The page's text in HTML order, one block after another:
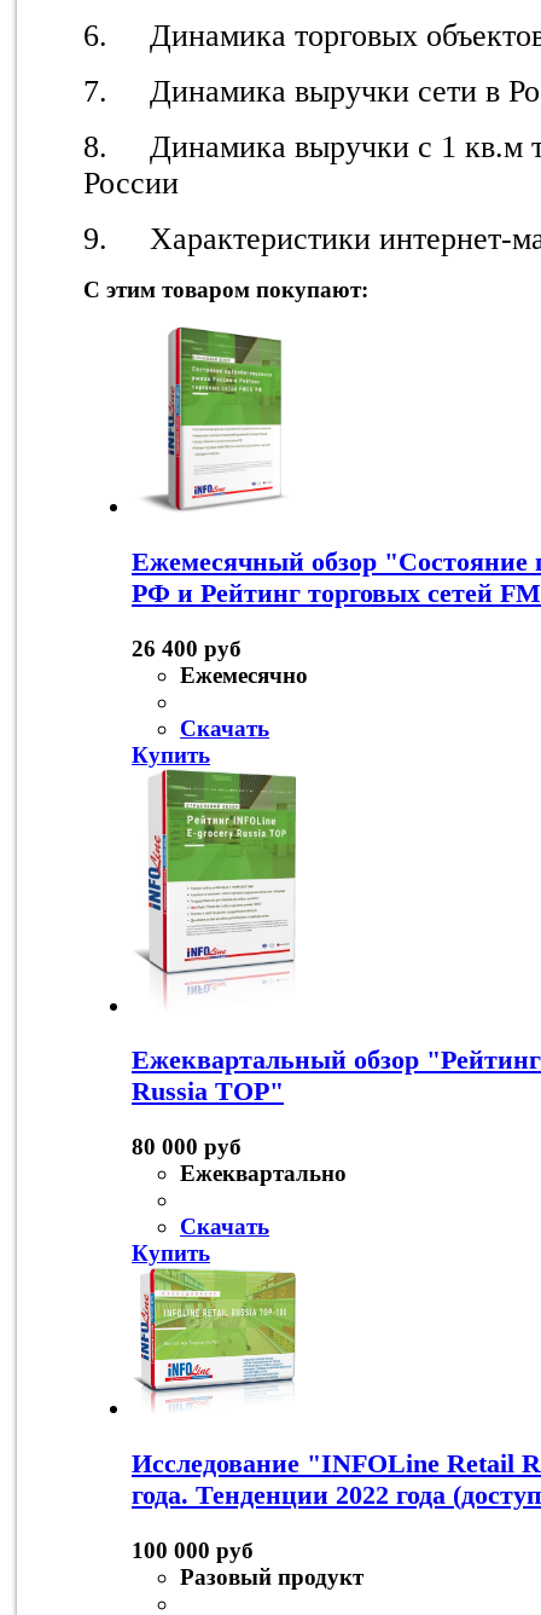
6. Динамика торговых
7. Динамика выручки сети в
8. Динамика выручки с 1 кв.м
России
9. Характеристики интернет-
С этим товаром покупают:
Ежемесячный обзор "Состояние
РФ и Рейтинг торговых сетей
26 400 руб
Ежемесячно
Скачать
Купить
Ежеквартальный обзор
Russia TOP"
80 000 руб
Ежеквартально
Скачать
Купить
Исследование "INFOLine Retail
года. Тенденции 2022 года
100 000 руб
Разовый продукт